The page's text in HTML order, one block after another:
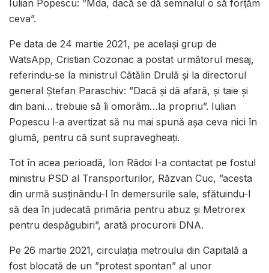
Iulian Popescu: ”Mda, dacă se dă semnalul o să forțăm
ceva”.
Pe data de 24 martie 2021, pe acelaşi grup de
WatsApp, Cristian Cozonac a postat următorul mesaj,
referindu-se la ministrul Cătălin Drulă și la directorul
general Ștefan Paraschiv: ”Dacă și dă afară, şi taie și
din bani… trebuie să îi omorâm…la propriu”. Iulian
Popescu l-a avertizat să nu mai spună așa ceva nici în
glumă, pentru că sunt supravegheați.
Tot în acea perioadă, Ion Rădoi l-a contactat pe fostul
ministru PSD al Transporturilor, Răzvan Cuc, ”acesta
din urmă susținându-l în demersurile sale, sfătuindu-l
să dea în judecată primăria pentru abuz și Metrorex
pentru despăgubiri”, arată procurorii DNA.
Pe 26 martie 2021, circulaţia metroului din Capitală a
fost blocată de un ”protest spontan” al unor